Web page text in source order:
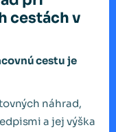
cestách v
cestu je
náhrad,
a jej výška